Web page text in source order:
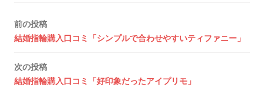
投
ナ
前の投稿
結婚指輪購入口コミ「シンプルで合わせやすいティファニー」
次の投稿
結婚指輪購入口コミ「好印象だったアイプリモ」